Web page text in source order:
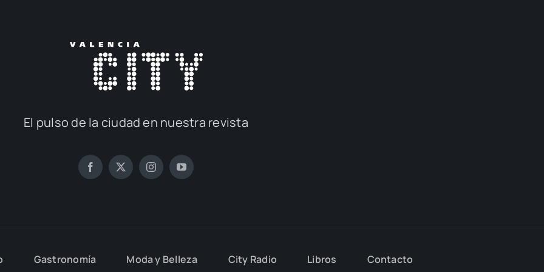
El pul­so de la ciu­dad en nues­tra revis­ta
Gas­tro­no­mía Moda y Belle­za City Radio Libros Con­tac­to